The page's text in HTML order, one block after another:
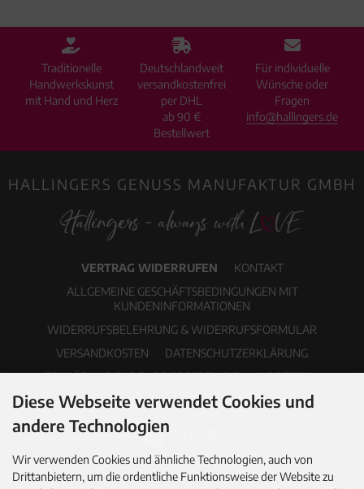
Traditionelle
Handwerkskunst
mit Hand und Herz
Deutschlandweit
versandkostenfrei
per DHL
ab 90 €
Bestellwert
Für individuelle
Wünsche oder
Fragen
info@hallingers.de
HALLINGERS GENUSS MANUFAKTUR GMBH
VERTRAG WIDERRUFEN
KONTAKT
ALLGEMEINE GESCHÄFTSBEDINGUNGEN MIT
KUNDENINFORMATIONEN
WIDERRUFSBELEHRUNG & WIDERRUFSFORMULAR
VERSANDKOSTEN
DATENSCHUTZERKLÄRUNG
ERKLÄRUNG ZUR BARRIEREFREIHEIT
IMPRESSUM
COOKIE EINSTELLUNGEN
PDF-KATALOG NEWSLETTER
Diese Webseite verwendet Cookies und
andere Technologien
Wir verwenden Cookies und ähnliche Technologien, auch von
Drittanbietern, um die ordentliche Funktionsweise der Website zu